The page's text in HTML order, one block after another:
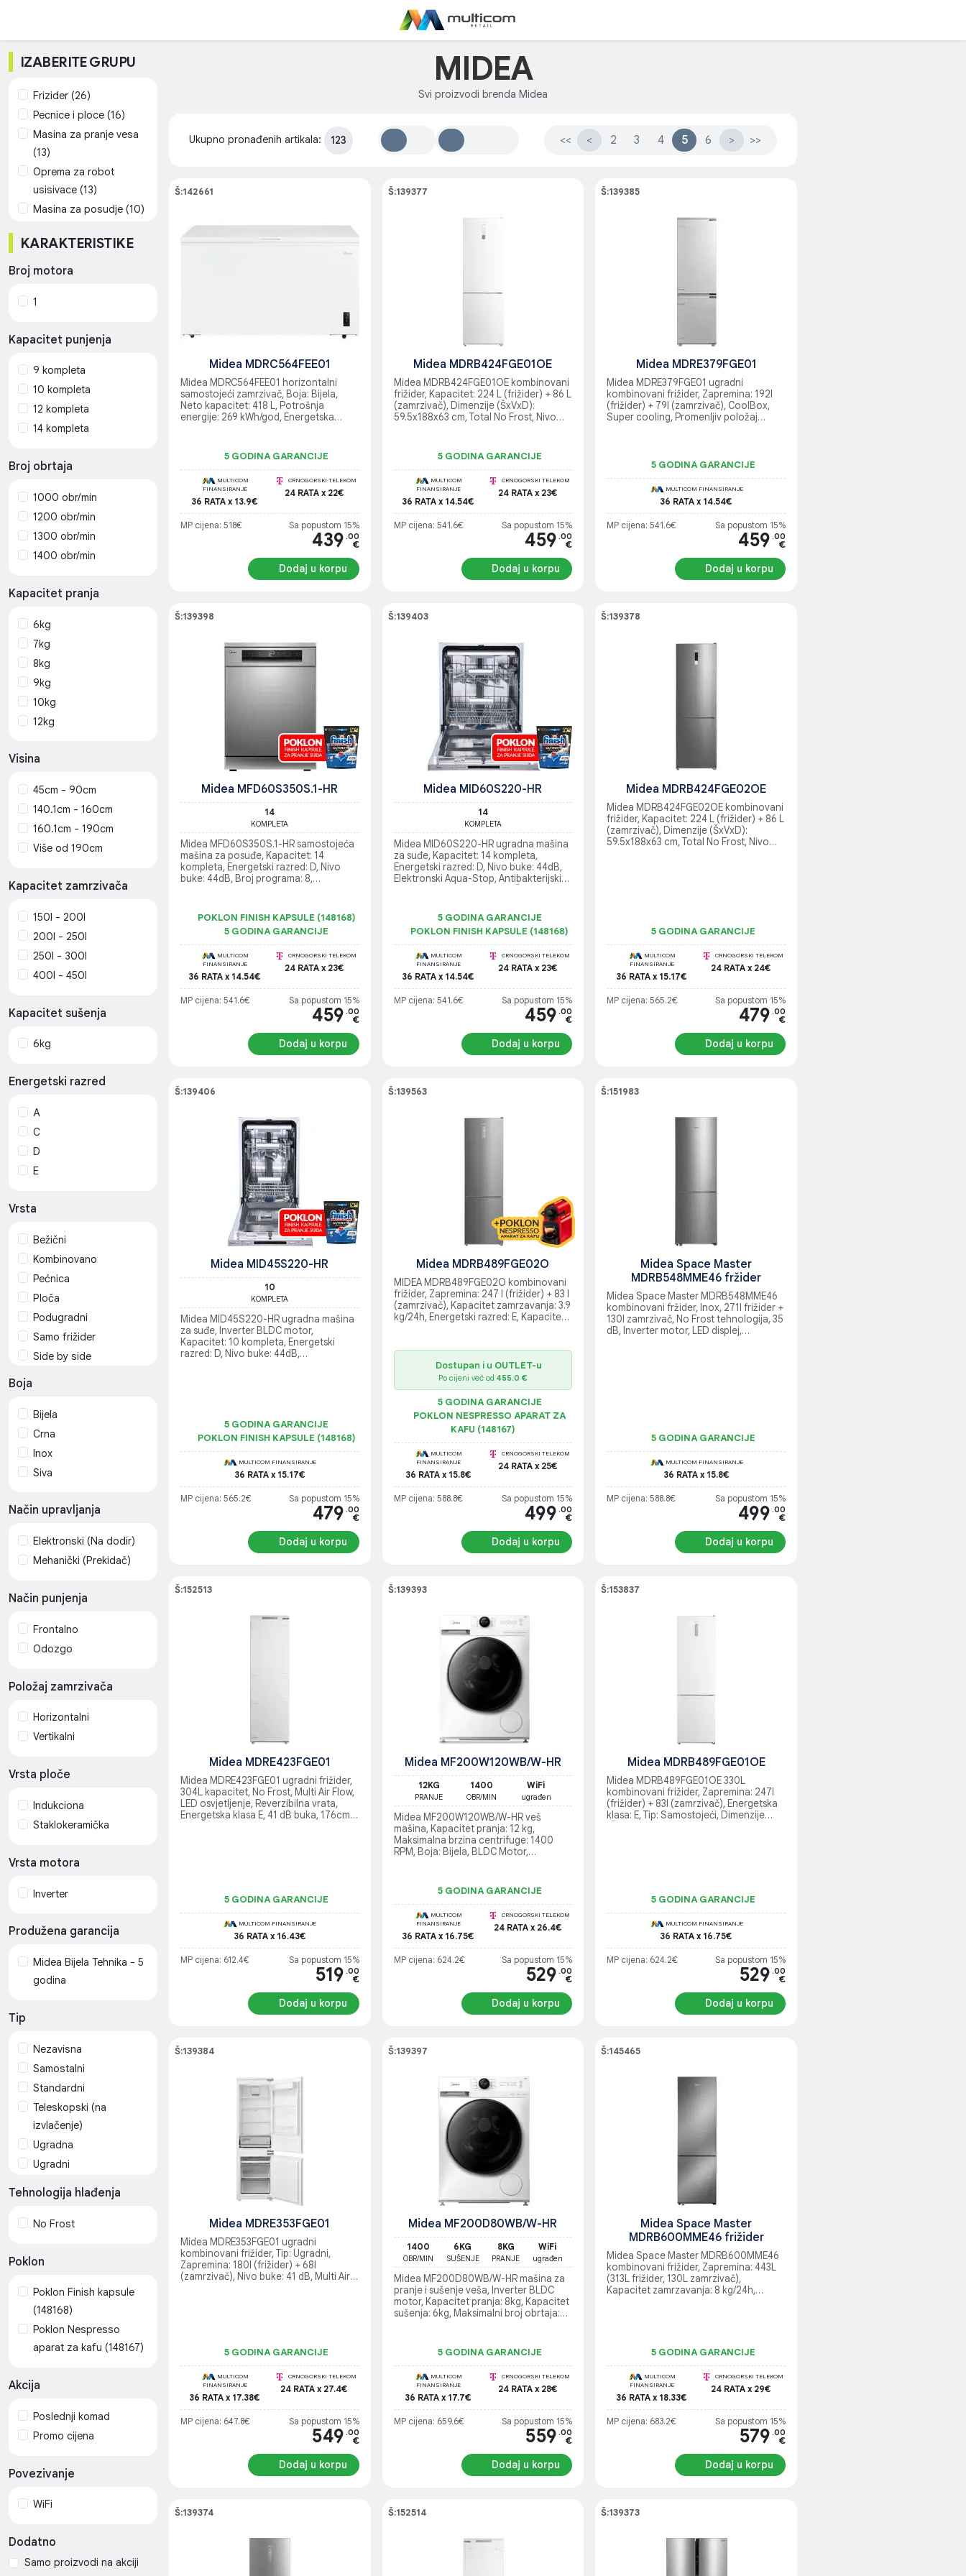
IZABERITE GRUPU
Frizider (26)
Pecnice i ploce (16)
Masina za pranje vesa
(13)
Oprema za robot
usisivace (13)
Masina za posudje (10)
(9)
Aspirator (6)
Elektricna Grijalica (4)
Usisivac (3)
AirFryer (3)
Kuhinjski robot (2)
Robot usisivac (2)
Blender (2)
Masina za pranje i
Rešo (1)
KARAKTERISTIKE
Broj motora
1
Kapacitet punjenja
9 kompleta
10 kompleta
12 kompleta
14 kompleta
Broj obrtaja
1000 obr/min
1200 obr/min
1300 obr/min
1400 obr/min
Kapacitet pranja
6kg
7kg
8kg
9kg
10kg
12kg
Visina
45cm - 90cm
140.1cm - 160cm
160.1cm - 190cm
Više od 190cm
Kapacitet zamrzivača
150l - 200l
200l - 250l
250l - 300l
400l - 450l
Kapacitet sušenja
6kg
Energetski razred
A
C
D
E
Vrsta
Bežični
Kombinovano
Pećnica
Ploča
Podugradni
Samo frižider
Side by side
Boja
Bijela
Crna
Inox
Siva
Način upravljanja
Elektronski (Na dodir)
Mehanički (Prekidač)
Način punjenja
Frontalno
Odozgo
Položaj zamrzivača
Horizontalni
Vertikalni
Vrsta ploče
Indukciona
Staklokeramička
Vrsta motora
Inverter
Produžena garancija
Midea Bijela Tehnika - 5
godina
Tip
Nezavisna
Samostalni
Standardni
Teleskopski (na
izvlačenje)
Ugradna
Ugradni
Tehnologija hlađenja
No Frost
Poklon
Poklon Finish kapsule
(148168)
Poklon Nespresso
aparat za kafu (148167)
Akcija
Poslednji komad
Promo cijena
Povezivanje
WiFi
Dodatno
Samo proizvodi na akciji
MIDEA
Svi proizvodi brenda Midea
Ukupno pronađenih artikala: 123 << < 2 3 4 5 6 > >>
Š:142661
Midea MDRC564FEE01
Midea MDRC564FEE01 horizontalni
samostojeći zamrzivač, Boja: Bijela,
Neto kapacitet: 418 L, Potrošnja
energije: 269 kWh/god, Energetska
Kapacitet zamrzavanja: 19 kg/24h,
Raspon temperature: +10°C do -24°C,
Dimenzije (neto): 82,5 x 141,6 x 75 cm,
Težina (neto): 53 kg
5 GODINA GARANCIJE
MULTICOM
FINANSIRANJE
36 RATA x 13.9€
CRNOGORSKI TELEKOM
24 RATA x 22€
MP cijena: 518€ Sa popustom 15%
439 .00
€
Dodaj u korpu
Š:139377
Midea MDRB424FGE01OE
Midea MDRB424FGE01OE kombinovani
frižider, Kapacitet: 224 L (frižider) + 86 L
(zamrzivač), Dimenzije (ŠxVxD):
59.5x188x63 cm, Total No Frost, Nivo
funkcija, 360º Air Flow
5 GODINA GARANCIJE
MULTICOM
FINANSIRANJE
36 RATA x 14.54€
CRNOGORSKI TELEKOM
24 RATA x 23€
MP cijena: 541.6€ Sa popustom 15%
459 .00
€
Dodaj u korpu
Š:139385
Midea MDRE379FGE01
Midea MDRE379FGE01 ugradni
kombinovani frižider, Zapremina: 192l
(frižider) + 79l (zamrzivač), CoolBox,
Super cooling, Promenljiv položaj
5 GODINA GARANCIJE
MULTICOM FINANSIRANJE
36 RATA x 14.54€
MP cijena: 541.6€ Sa popustom 15%
459 .00
€
Dodaj u korpu
Š:139398
Midea MFD60S350S.1-HR
14
KOMPLETA
Midea MFD60S350S.1-HR samostojeća
mašina za posuđe, Kapacitet: 14
kompleta, Energetski razred: D, Nivo
buke: 44dB, Broj programa: 8,
598/600/845mm
POKLON FINISH KAPSULE (148168)
5 GODINA GARANCIJE
MULTICOM
FINANSIRANJE
36 RATA x 14.54€
CRNOGORSKI TELEKOM
24 RATA x 23€
MP cijena: 541.6€ Sa popustom 15%
459 .00
€
Dodaj u korpu
Š:139403
Midea MID60S220-HR
14
KOMPLETA
Midea MID60S220-HR ugradna mašina
za suđe, Kapacitet: 14 kompleta,
Energetski razred: D, Nivo buke: 44dB,
Elektronski Aqua-Stop, Antibakterijski
5 GODINA GARANCIJE
POKLON FINISH KAPSULE (148168)
MULTICOM
FINANSIRANJE
36 RATA x 14.54€
CRNOGORSKI TELEKOM
24 RATA x 23€
MP cijena: 541.6€ Sa popustom 15%
459 .00
€
Dodaj u korpu
Š:139378
Midea MDRB424FGE02OE
Midea MDRB424FGE02OE kombinovani
frižider, Kapacitet: 224 L (frižider) + 86 L
(zamrzivač), Dimenzije (ŠxVxD):
59.5x188x63 cm, Total No Frost, Nivo
5 GODINA GARANCIJE
MULTICOM
FINANSIRANJE
36 RATA x 15.17€
CRNOGORSKI TELEKOM
24 RATA x 24€
MP cijena: 565.2€ Sa popustom 15%
479 .00
€
Dodaj u korpu
Š:139406
Midea MID45S220-HR
10
KOMPLETA
Midea MID45S220-HR ugradna mašina
za suđe, Inverter BLDC motor,
Kapacitet: 10 kompleta, Energetski
razred: D, Nivo buke: 44dB,
5 GODINA GARANCIJE
POKLON FINISH KAPSULE (148168)
MULTICOM FINANSIRANJE
36 RATA x 15.17€
MP cijena: 565.2€ Sa popustom 15%
479 .00
€
Dodaj u korpu
Š:139563
Midea MDRB489FGE02O
MIDEA MDRB489FGE02O kombinovani
frižider, Zapremina: 247 l (frižider) + 83 l
(zamrzivač), Kapacitet zamrzavanja: 3.9
kg/24h, Energetski razred: E, Kapacitet
R600a, 37 g, Bučnost: 41 dB(A) re 1pW,
Multi air flow, No Frost
Dostupan i u OUTLET-u
Po cijeni već od 455.0 €
5 GODINA GARANCIJE
POKLON NESPRESSO APARAT ZA
KAFU (148167)
MULTICOM
FINANSIRANJE
36 RATA x 15.8€
CRNOGORSKI TELEKOM
24 RATA x 25€
MP cijena: 588.8€ Sa popustom 15%
499 .00
€
Dodaj u korpu
Š:151983
Midea Space Master
MDRB548MME46 fržider
Midea Space Master MDRB548MME46
kombinovani fržider, Inox, 271l frižider +
130l zamrzivač, No Frost tehnologija, 35
dB, Inverter motor, LED displej,
5 GODINA GARANCIJE
MULTICOM FINANSIRANJE
36 RATA x 15.8€
MP cijena: 588.8€ Sa popustom 15%
499 .00
€
Dodaj u korpu
Š:152513
Midea MDRE423FGE01
Midea MDRE423FGE01 ugradni frižider,
304L kapacitet, No Frost, Multi Air Flow,
LED osvjetljenje, Reverzibilna vrata,
Energetska klasa E, 41 dB buka, 176cm
5 GODINA GARANCIJE
MULTICOM FINANSIRANJE
36 RATA x 16.43€
MP cijena: 612.4€ Sa popustom 15%
519 .00
€
Dodaj u korpu
Š:139393
Midea MF200W120WB/W-HR
12KG
PRANJE
1400
OBR/MIN
WiFi
ugrađen
Midea MF200W120WB/W-HR veš
mašina, Kapacitet pranja: 12 kg,
Maksimalna brzina centrifuge: 1400
RPM, Boja: Bijela, BLDC Motor,
Dimenzije (ŠxDxV): 59.5 cm x 59.5 cm x
85 cm , WiFi povezivanje
5 GODINA GARANCIJE
MULTICOM
FINANSIRANJE
36 RATA x 16.75€
CRNOGORSKI TELEKOM
24 RATA x 26.4€
MP cijena: 624.2€ Sa popustom 15%
529 .00
€
Dodaj u korpu
Š:153837
Midea MDRB489FGE01OE
Midea MDRB489FGE01OE 330L
kombinovani frižider, Zapremina: 247l
(frižider) + 83l (zamrzivač), Energetska
klasa: E, Tip: Samostojeći, Dimenzije
5 GODINA GARANCIJE
MULTICOM FINANSIRANJE
36 RATA x 16.75€
MP cijena: 624.2€ Sa popustom 15%
529 .00
€
Dodaj u korpu
Š:139384
Midea MDRE353FGE01
Midea MDRE353FGE01 ugradni
kombinovani frižider, Tip: Ugradni,
Zapremina: 180l (frižider) + 68l
(zamrzivač), Nivo buke: 41 dB, Multi Air
5 GODINA GARANCIJE
MULTICOM
FINANSIRANJE
36 RATA x 17.38€
CRNOGORSKI TELEKOM
24 RATA x 27.4€
MP cijena: 647.8€ Sa popustom 15%
549 .00
€
Dodaj u korpu
Š:139397
Midea MF200D80WB/W-HR
1400
OBR/MIN
6KG
SUŠENJE
8KG
PRANJE
WiFi
ugrađen
Midea MF200D80WB/W-HR mašina za
pranje i sušenje veša, Inverter BLDC
motor, Kapacitet pranja: 8kg, Kapacitet
sušenja: 6kg, Maksimalni broj obrtaja:
A (pranje) / E (sušenje), Nivo buke:
76dB, Wi-Fi povezivanje
5 GODINA GARANCIJE
MULTICOM
FINANSIRANJE
36 RATA x 17.7€
CRNOGORSKI TELEKOM
24 RATA x 28€
MP cijena: 659.6€ Sa popustom 15%
559 .00
€
Dodaj u korpu
Š:145465
Midea Space Master
MDRB600MME46 frižider
Midea Space Master MDRB600MME46
kombinovani frižider, Zapremina: 443L
(313L frižider, 130L zamrzivač),
Kapacitet zamrzavanja: 8 kg/24h,
sredstvo: R600a (35g)
5 GODINA GARANCIJE
MULTICOM
FINANSIRANJE
36 RATA x 18.33€
CRNOGORSKI TELEKOM
24 RATA x 29€
MP cijena: 683.2€ Sa popustom 15%
579 .00
€
Dodaj u korpu
Š:139374 Š:152514 Š:139373